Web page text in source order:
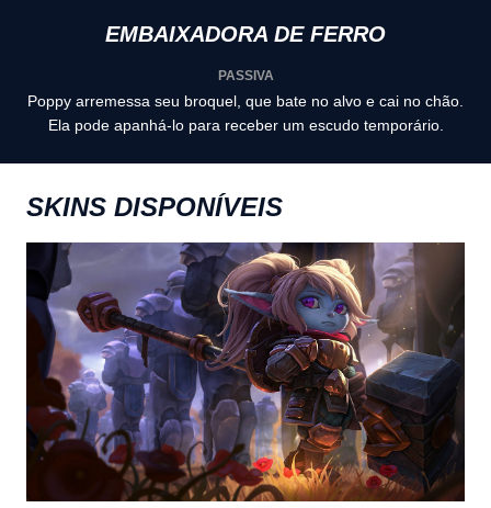
EMBAIXADORA DE FERRO
PASSIVA
Poppy arremessa seu broquel, que bate no alvo e cai no chão.
Ela pode apanhá-lo para receber um escudo temporário.
SKINS DISPONÍVEIS